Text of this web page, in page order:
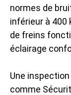
normes de
inférieur à 400
de freins
éclairage
Une
comme